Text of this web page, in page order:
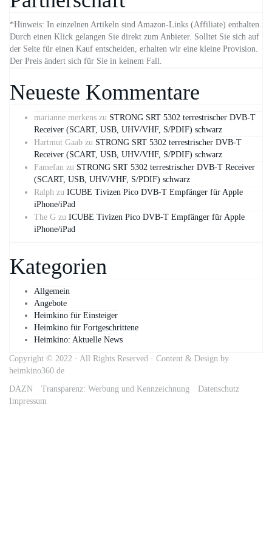
*Hinweis: In einzelnen Artikeln sind Amazon-Links (Affiliate) enthalten.
Durch einen Klick gelangen Sie direkt zum Anbieter. Solltet Sie sich auf
der Seite für einen Kauf entscheiden, erhalten wir eine kleine Provision.
Der Preis ändert sich für Sie in keinem Fall.
Neueste Kommentare
marianne merkens zu STRONG SRT 5302 terrestrischer DVB-T
Receiver (SCART, USB, UHV/VHF, S/PDIF) schwarz
Hartmut Gaab zu STRONG SRT 5302 terrestrischer DVB-T
Receiver (SCART, USB, UHV/VHF, S/PDIF) schwarz
Famefan zu STRONG SRT 5302 terrestrischer DVB-T Receiver
(SCART, USB, UHV/VHF, S/PDIF) schwarz
Ralph zu ICUBE Tivizen Pico DVB-T Empfänger für Apple
iPhone/iPad
The G zu ICUBE Tivizen Pico DVB-T Empfänger für Apple
iPhone/iPad
Kategorien
Allgemein
Angebote
Heimkino für Einsteiger
Heimkino für Fortgeschrittene
Heimkino: Aktuelle News
Copyright © 2022 · All Rights Reserved · Content & Design by
heimkino360.de
DAZN
Transparenz: Werbung und Kennzeichnung
Datenschutz
Impressum